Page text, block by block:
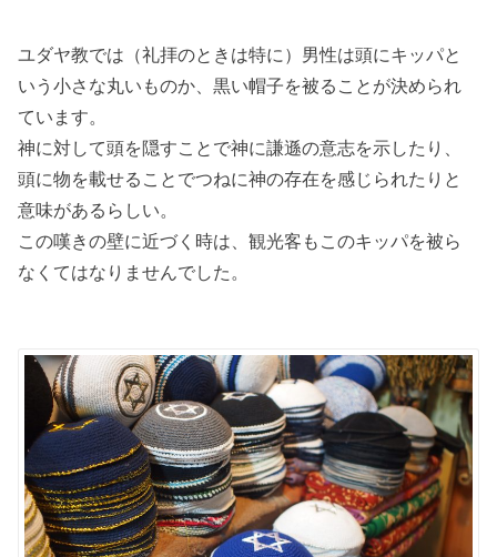
ユダヤ教では（礼拝のときは特に）男性は頭にキッパと
いう小さな丸いものか、黒い帽子を被ることが決められ
ています。
神に対して頭を隠すことで神に謙遜の意志を示したり、
頭に物を載せることでつねに神の存在を感じられたりと
意味があるらしい。
この嘆きの壁に近づく時は、観光客もこのキッパを被ら
なくてはなりませんでした。